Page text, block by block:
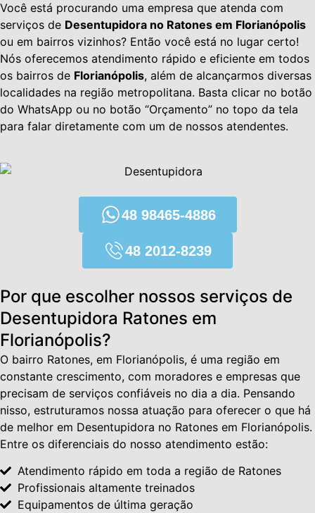
Você está procurando uma empresa que atenda com
serviços de Desentupidora no Ratones em Florianópolis
ou em bairros vizinhos? Então você está no lugar certo!
Nós oferecemos atendimento rápido e eficiente em todos
os bairros de Florianópolis, além de alcançarmos diversas
localidades na região metropolitana. Basta clicar no botão
do WhatsApp ou no botão “Orçamento” no topo da tela
para falar diretamente com um de nossos atendentes.
48 98465-4886
48 2012-8239
Por que escolher nossos serviços de
Desentupidora Ratones em
Florianópolis?
O bairro Ratones, em Florianópolis, é uma região em
constante crescimento, com moradores e empresas que
precisam de serviços confiáveis no dia a dia. Pensando
nisso, estruturamos nossa atuação para oferecer o que há
de melhor em Desentupidora no Ratones em Florianópolis.
Entre os diferenciais do nosso atendimento estão:
Atendimento rápido em toda a região de Ratones
Profissionais altamente treinados
Equipamentos de última geração